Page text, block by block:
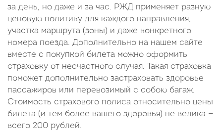
за день, но даже и за час. РЖД применяет разную
ценовую политику для каждого направления,
участка маршрута (зоны) и даже конкретного
номера поезда. Дополнительно на нашем сайте
вместе с покупкой билета можно оформить
страховку от несчастного случая. Такая страховка
поможет дополнительно застраховать здоровье
пассажиров или перевозимый с собою багаж.
Стоимость страхового полиса относительно цены
билета (и тем более вашего здоровья) не велика —
всего 200 рублей.